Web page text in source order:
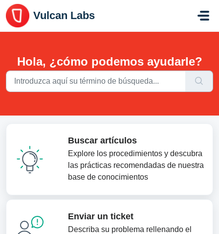
Saltar al contenido principal
Vulcan Labs
Hola, ¿cómo podemos ayudarle?
Buscar artículos
Explore los procedimientos y descubra
las prácticas recomendadas de nuestra
base de conocimientos
Enviar un ticket
Describa su problema rellenando el